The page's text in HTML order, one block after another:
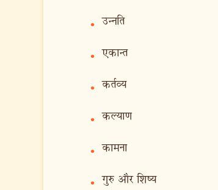
• उन्नति
• एकान्त
• कर्तव्य
• कल्याण
• कामना
• गुरु और शिष्य